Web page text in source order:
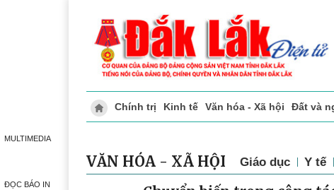
MULTIMEDIA
ĐỌC BÁO IN
Chính trị Kinh tế Văn hóa - Xã hội Đất và
VĂN HÓA - XÃ HỘI Giáo dục Y tế